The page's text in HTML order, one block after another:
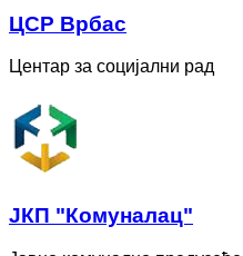
ЦСР Врбас
Центар за социјални рад
ЈКП "Комуналац"